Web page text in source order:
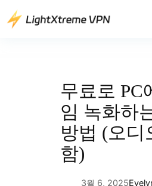
텐
무료로 PC
임 녹화하
방법 (오디
함)
3월 6, 2025